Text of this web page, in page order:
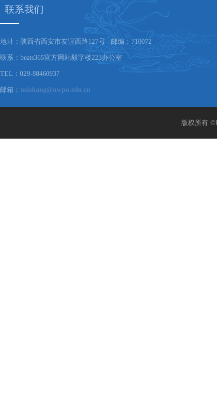
联系我们
地址：陕西省西安市友谊西路127号 邮编：710072
联系：beats365官方网站毅字楼223办公室
TEL：029-88460937
邮箱： minhang@nwpu.edu.cn
版权所有